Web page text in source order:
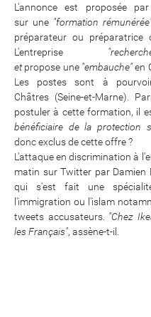
L'annonce est proposée
sur une "formation
préparateur ou préparatrice
L'entreprise
etpropose une "embauche"en
Les postes sont à
Châtres (Seine-et-Marne).
postuler à cette formation, il
bénéficiaire de la protection
donc exclus de cette offre ?
L'attaque en discrimination à
matin sur Twitter par Damien
qui s'est fait une
l'immigration ou l'islam
tweets accusateurs. "Chez
les Français", assène-t-il.